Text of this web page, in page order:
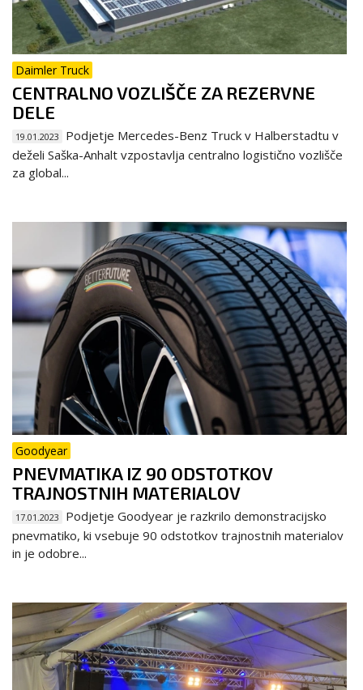
Daimler Truck
CENTRALNO VOZLIŠČE ZA REZERVNE
DELE
19.01.2023
Podjetje Mercedes-Benz Truck v Halberstadtu v
deželi Saška-Anhalt vzpostavlja centralno logistično vozlišče
za global...
Goodyear
PNEVMATIKA IZ 90 ODSTOTKOV
TRAJNOSTNIH MATERIALOV
17.01.2023
Podjetje Goodyear je razkrilo demonstracijsko
pnevmatiko, ki vsebuje 90 odstotkov trajnostnih materialov
in je odobre...